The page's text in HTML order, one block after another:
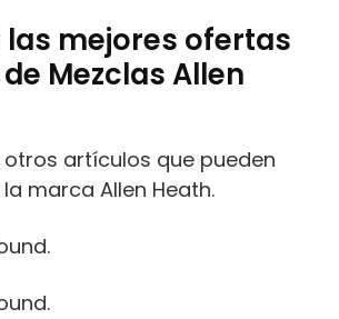
las mejores ofertas
Mezclas Allen
artículos que pueden
marca Allen Heath.